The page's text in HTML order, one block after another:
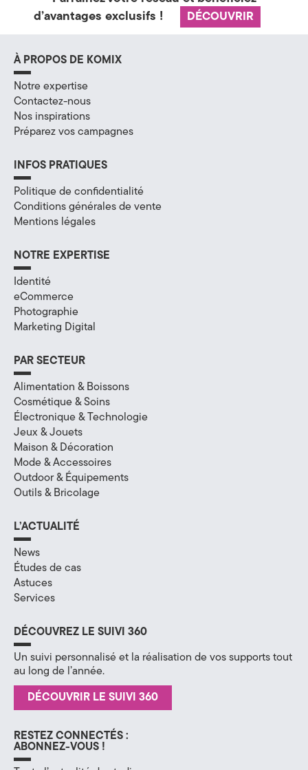
S
7
d’avantages exclusifs !
DÉCOUVRIR
À PROPOS DE KOMIX
Notre expertise
Contactez-nous
Nos inspirations
Préparez vos campagnes
INFOS PRATIQUES
Politique de confidentialité
Conditions générales de vente
Mentions légales
NOTRE EXPERTISE
Identité
eCommerce
Photographie
Marketing Digital
PAR SECTEUR
Alimentation & Boissons
Cosmétique & Soins
Électronique & Technologie
Jeux & Jouets
Maison & Décoration
Mode & Accessoires
Outdoor & Équipements
Outils & Bricolage
L’ACTUALITÉ
News
Études de cas
Astuces
Services
DÉCOUVREZ LE SUIVI 360
Un suivi personnalisé et la réalisation de vos supports tout
au long de l’année.
DÉCOUVRIR LE SUIVI 360
RESTEZ CONNECTÉS :
ABONNEZ-VOUS !